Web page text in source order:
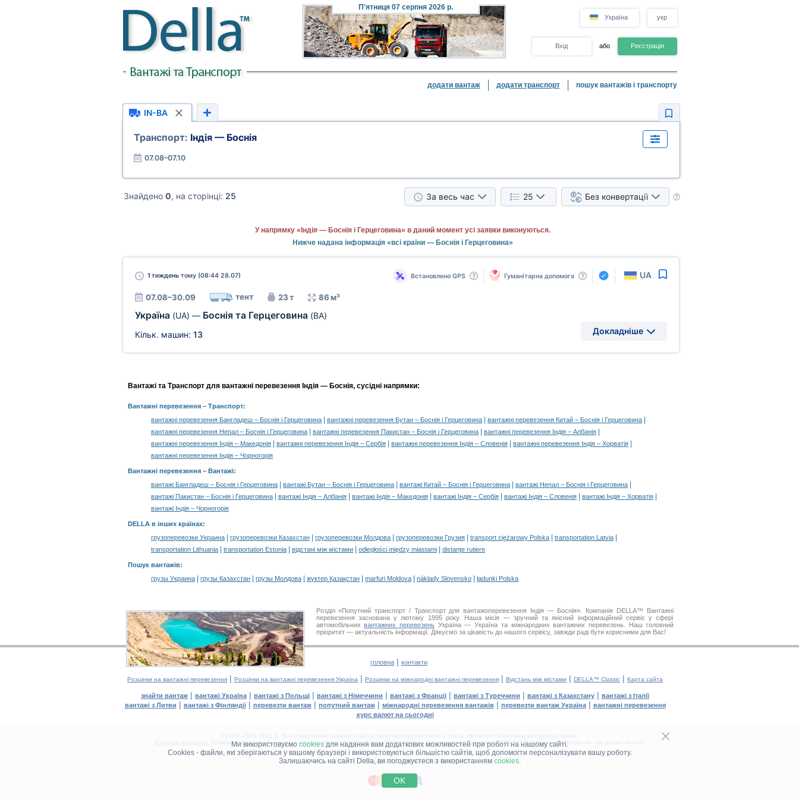
П'ятниця07 серпня 2026 р.
Україна укр
Вхід або Реєстрація
додати вантаж додати транспорт пошук вантажів і транспорту
Ми використовуємо cookiesдля надання вам додаткових можливостей при роботі на нашому сайті.
Cookies - файли, які зберігаються у вашому браузері і використовуються більшістю сайтів, щоб допомогти персоналізувати вашу роботу.
Залишаючись на сайті Della, ви погоджуєтеся з використанням cookies.
OK
IN-BA
Транспорт: Індія — Боснія
07.08–07.10
Знайдено 0, на сторінці: 25 За весь час 25 Без конвертації
У напрямку «Індія — Боснія і Герцеговина» в даний момент усі заявки виконуються.
Нижче надана інформація «всі країни — Боснія і Герцеговина»
1 тижденьтому (08:44 28.07) Встановлено GPS Гуманітарна допомога UA
07.08–30.09 тент 23 т 86 м³
Україна (UA) — Боснія та Герцеговина (BA)
Кільк. машин: 13 Докладніше
Вантажі та Транспорт для вантажні перевезення Індія — Боснія, сусідні напрямки:
Вантажні перевезення – Транспорт:
вантажні перевезення Бангладеш – Боснія і Герцеговина
вантажні перевезення Бутан – Боснія і Герцеговина вантажні перевезення Китай – Боснія і Герцеговина
вантажні перевезення Непал – Боснія і Герцеговина вантажні перевезення Пакистан – Боснія і Герцеговина вантажні перевезення Індія – Албанія
вантажні перевезення Індія – Македонія вантажні перевезення Індія – Сербія вантажні перевезення Індія – Словенія вантажні перевезення Індія – Хорватія
вантажні перевезення Індія – Чорногорія
Вантажні перевезення – Вантажі:
вантажі Бангладеш – Боснія і Герцеговина
вантажі Бутан – Боснія і Герцеговина вантажі Китай – Боснія і Герцеговина вантажі Непал – Боснія і Герцеговина
вантажі Пакистан – Боснія і Герцеговина вантажі Індія – Албанія вантажі Індія – Македонія вантажі Індія – Сербія вантажі Індія – Словенія вантажі Індія – Хорватія
вантажі Індія – Чорногорія
DELLA в інших країнах:
грузоперевозки Украина
грузоперевозки Казахстан грузоперевозки Молдова грузоперевозки Грузия transport ciężarowy Polska transportation Latvia
transportation Lithuania transportation Estonia відстані між містами odległości między miastami distanţe rutiere
Пошук вантажів:
грузы Украина
грузы Казахстан грузы Молдова жүктер Қазақстан marfuri Moldova náklady Slovensko ładunki Polska
Розділ «Попутний транспорт / Транспорт для вантажоперевезення Індія — Боснія». Компанія DELLA™ Вантажні
перевезення заснована у лютому 1995 року. Наша місія — зручний та якісний інформаційний сервіс у сфері
автомобільнихвантажних перевезеньУкраїна — Україна та міжнародних вантажних перевезень. Наш головний
пріоритет — актуальність інформації. Дякуємо за цікавість до нашого сервісу, завжди раді бути корисними для Вас!
головна | контакти
Розцінки на вантажні перевезення | Розцінки на вантажні перевезення Україна | Розцінки на міжнародні вантажні перевезення | Відстань між містами | DELLA™ Classic | Карта сайта
знайти вантаж | вантажі Україна | вантажі з Польщі | вантажі з Німеччини | вантажі з Франції| вантажі з Туреччини | вантажі з Казахстану | вантажі з Італії
вантажі з Литви | вантажі з Фінляндії| перевезти вантаж| попутний вантаж| міжнародні перевезення вантажів| перевезти вантаж Україна| вантажні перевезення
курс валют на сьогодні
©1995–2026 DELLA. Все содержание данного сайта, включая оформление и стиль, являются объектами авторского права.
Усі права захищені.
Копіювання та розміщення в інших засобах інформації та інтернет-сайтах без офіційного дозволу 'DELLA™ Вантажні перевезення' - не дозволяється.
ДЕЛЛА® —ВАШІВАНТАЖНІ ПЕРЕВЕЗЕННЯ™!